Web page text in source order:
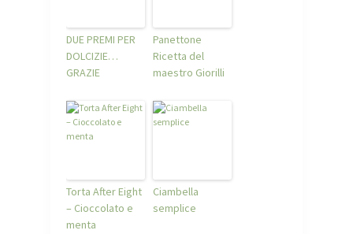
DUE PREMI PER
DOLCIZIE…
GRAZIE
Panettone
Ricetta del
maestro Giorilli
Torta After Eight
– Cioccolato e
menta
Ciambella
semplice